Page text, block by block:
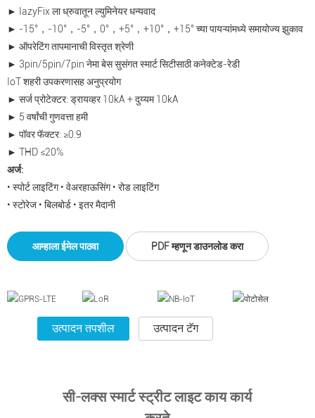
► IazyFix ला ध्रुवातून ल्युमिनेयर धन्यवाद
► -15°，-10°，-5°，0°，+5°，+10°，+15° च्या पायऱ्यांमध्ये समायोज्य झुकाव
► ऑपरेटिंग तापमानाची विस्तृत श्रेणी
► 3pin/5pin/7pin नेमा बेस सुसंगत स्मार्ट सिटीसाठी कनेक्टेड-रेडी
IoT शहरी उपकरणासह अनुप्रयोग
► सर्ज प्रोटेक्टर: ड्रायव्हर 10kA + दुय्यम 10kA
► 5 वर्षांची गुणवत्ता हमी
► पॉवर फॅक्टर: ≥0.9
► THD ≤20%
अर्ज:
• स्पोर्ट लाइटिंग • वेअरहाऊसिंग • रोड लाइटिंग
• स्टोरेज • बिलबोर्ड • इतर मैदानी
आम्हाला ईमेल पाठवा PDF म्हणून डाउनलोड करा
उत्पादन तपशील उत्पादन टॅग
सी-लक्स स्मार्ट स्ट्रीट लाइट काय कार्य